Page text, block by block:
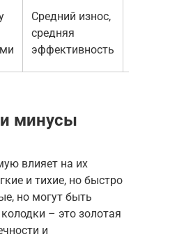
Средний износ,
средняя
эффективность
минусы
влияет на их
и тихие, но быстро
но могут быть
– это золотая
и